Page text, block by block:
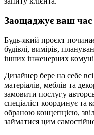
Заощаджує ваш час
Будь-який проєкт
будівлі, вимірів,
інших інженерних
Дизайнер бере на себе
матеріалів, меблів та
замовити послугу
спеціаліст координує та
обраною концепцією,
займатися цим